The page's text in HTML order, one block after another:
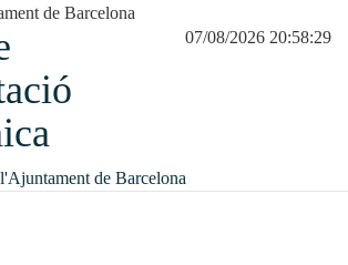
07/08/2026 20:58:29
de Barcelona